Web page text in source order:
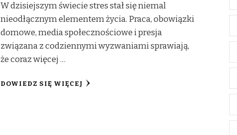
W dzisiejszym świecie stres stał się niemal
nieodłącznym elementem życia. Praca, obowiązki
domowe, media społecznościowe i presja
związana z codziennymi wyzwaniami sprawiają,
że coraz więcej …
DOWIEDZ SIĘ WIĘCEJ